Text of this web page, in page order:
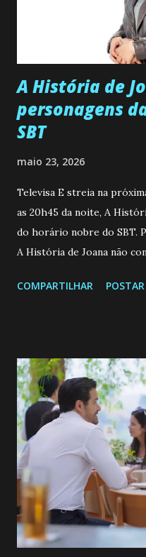
A História de
personagens
SBT
maio 23, 2026
Televisa E streia na
as 20h45 da noite, A
do horário nobre do SBT.
A História de Joana não
de 25/05/26 a 31/05/26
permanecer virgem até
ama, o que não é fácil, já
se aprimorar,
ser a primeira mulher da
universidade. Ela tem uma
muito madura para a
empática. Detesta
teimosa e muito
Durante um exame
COMPARTILHAR